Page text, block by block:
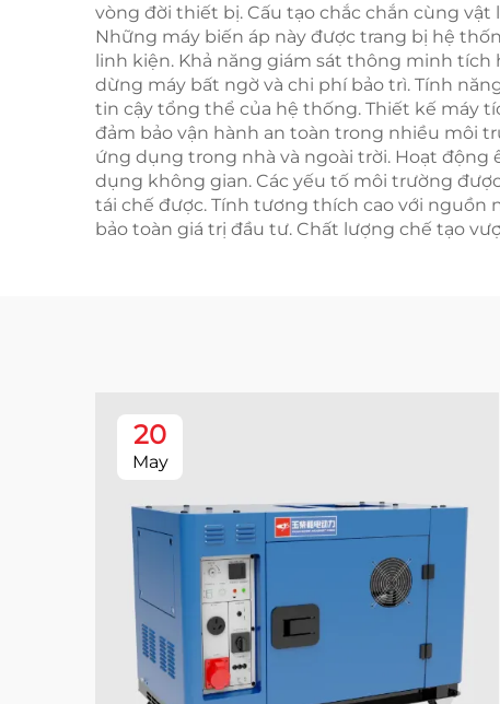
vòng đời thiết bị. Cấu tạo chắc chắn cùng
Những máy biến áp này được trang bị hệ
linh kiện. Khả năng giám sát thông minh
dừng máy bất ngờ và chi phí bảo trì. Tính
tin cậy tổng thể của hệ thống. Thiết kế máy
đảm bảo vận hành an toàn trong nhiều môi
ứng dụng trong nhà và ngoài trời. Hoạt
dụng không gian. Các yếu tố môi trường
tái chế được. Tính tương thích cao với nguồn
bảo toàn giá trị đầu tư. Chất lượng chế tạo
20
May